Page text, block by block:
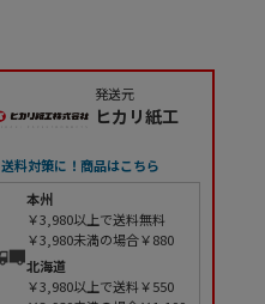
発送元
ヒカリ紙工
送料対策に！商品はこちら
本州
￥3,980以上で送料無料
￥3,980未満の場合￥880
北海道
￥3,980以上で送料￥550